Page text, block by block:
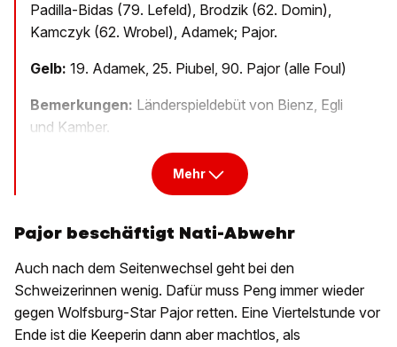
Padilla-Bidas (79. Lefeld), Brodzik (62. Domin),
Kamczyk (62. Wrobel), Adamek; Pajor.
Gelb: 19. Adamek, 25. Piubel, 90. Pajor (alle Foul)
Bemerkungen: Länderspieldebüt von Bienz, Egli
und Kamber.
Mehr
Pajor beschäftigt Nati-Abwehr
Auch nach dem Seitenwechsel geht bei den
Schweizerinnen wenig. Dafür muss Peng immer wieder
gegen Wolfsburg-Star Pajor retten. Eine Viertelstunde vor
Ende ist die Keeperin dann aber machtlos, als